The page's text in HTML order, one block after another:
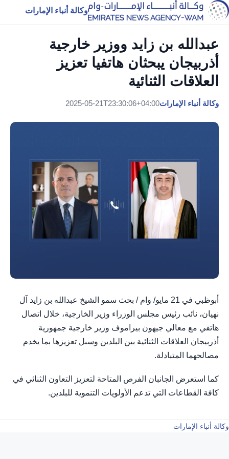
وكالة أنباء الإمارات
عبدالله بن زايد ووزير خارجية
أذربيجان يبحثان هاتفيا تعزيز
العلاقات الثنائية
وكالة أنباء الإمارات2025-05-21T23:30:06+04:00
أبوظبي في 21 مايو/ وام / بحث سمو الشيخ عبدالله بن زايد آل
نهيان، نائب رئيس مجلس الوزراء وزير الخارجية، خلال اتصال
هاتفي مع معالي جيهون بيراموف وزير خارجية جمهورية
أذربيجان العلاقات الثنائية بين البلدين وسبل تعزيزها بما يخدم
مصالحهما المتبادلة.
كما استعرض الجانبان الفرص المتاحة لتعزيز التعاون الثنائي في
كافة القطاعات التي تدعم الأولويات التنموية للبلدين.
وكالة أنباء الإمارات